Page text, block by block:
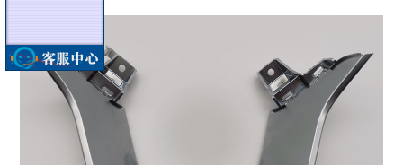
舒经理
18115662225
(微信同号)